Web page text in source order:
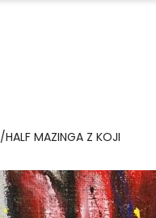
/HALF MAZINGA Z KOJI